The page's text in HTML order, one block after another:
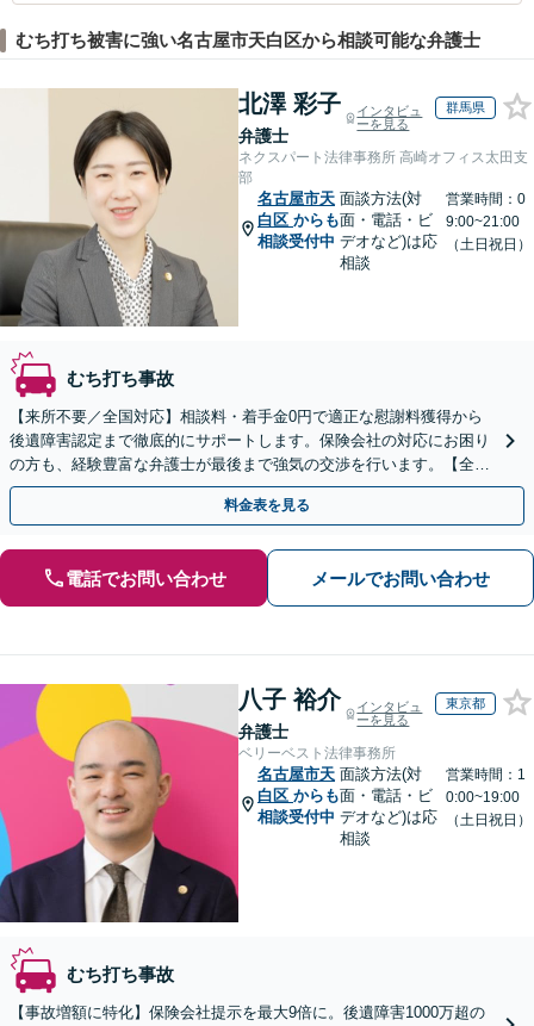
むち打ち被害に強い名古屋市天白区から相談可能な弁護士
北澤 彩子
弁護士
インタビュ
ーを見る
群馬県
ネクスパート法律事務所 高崎オフィス太田支
部
名古屋市天
白区 からも
相談受付中
面談方法(対
面・電話・ビ
デオなど)は応
相談
営業時間：0
9:00~21:00
（土日祝日）
むち打ち事故
【来所不要／全国対応】相談料・着手金0円で適正な慰謝料獲得から
後遺障害認定まで徹底的にサポートします。保険会社の対応にお困り
の方も、経験豊富な弁護士が最後まで強気の交渉を行います。【全国
13拠点】お気軽にご相談ください。
料金表を見る
電話でお問い合わせ メールでお問い合わせ
八子 裕介
弁護士
インタビュ
ーを見る
東京都
ベリーベスト法律事務所
名古屋市天
白区 からも
相談受付中
面談方法(対
面・電話・ビ
デオなど)は応
相談
営業時間：1
0:00~19:00
（土日祝日）
むち打ち事故
【事故増額に特化】保険会社提示を最大9倍に。後遺障害1000万超の